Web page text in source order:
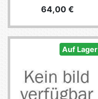
Preis
64,00 €
Auf Lager